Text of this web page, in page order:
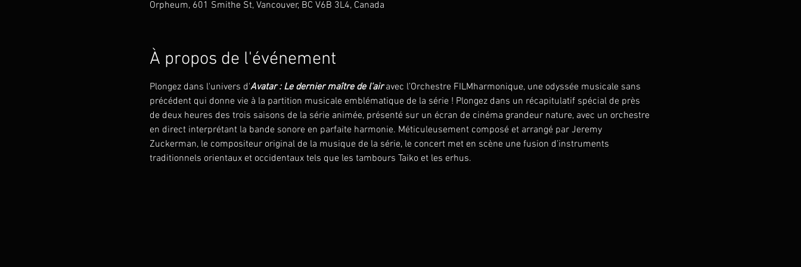
Orpheum, 601 Smithe St, Vancouver, BC V6B 3L4, Canada
À propos de l'événement
Plongez dans l'univers d'Avatar : Le dernier maître de l'air avec l’Orchestre FILMharmonique, une odyssée musicale sans
précédent qui donne vie à la partition musicale emblématique de la série ! Plongez dans un récapitulatif spécial de près
de deux heures des trois saisons de la série animée, présenté sur un écran de cinéma grandeur nature, avec un orchestre
en direct interprétant la bande sonore en parfaite harmonie. Méticuleusement composé et arrangé par Jeremy
Zuckerman, le compositeur original de la musique de la série, le concert met en scène une fusion d'instruments
traditionnels orientaux et occidentaux tels que les tambours Taiko et les erhus.